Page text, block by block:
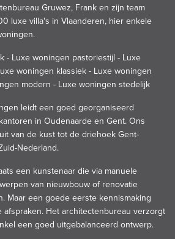
Gruwez, Frank en zijn team
luxe villa's in Vlaanderen, hier enkele
- Luxe woningen pastoriestijl - Luxe
woningen klassiek - Luxe woningen
modern - Luxe woningen stedelijk
leidt een goed georganiseerd
in Oudenaarde en Gent. Ons
van de kust tot de driehoek Gent-
Nederland.
een kunstenaar die via manuele
van nieuwbouw of renovatie
Maar een goede eerste kennismaking
afspraken. Het architectenbureau verzorgt
een goed uitgebalanceerd ontwerp.